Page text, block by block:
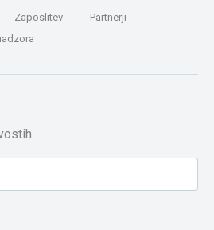
Zaposlitev
Partnerji